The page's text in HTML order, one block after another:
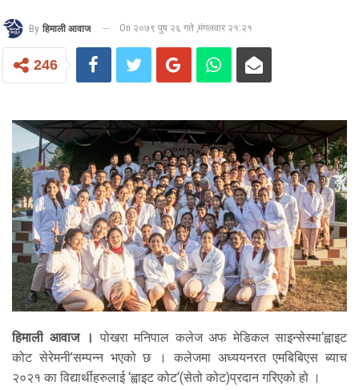
By हिमाली आवाज On २०७९ पुष २६ गते ,मंगलवार २१:२१
246
हिमाली आवाज । पोखरा मनिपाल कलेज अफ मेडिकल साइन्सेस्मा‘ह्वाइट
कोट सेरेमनी’सम्पन्न भएको छ । कलेजमा अध्ययनरत एमबिबिएस ब्याच
२०२१ का विद्यार्थीहरुलाई ‘ह्वाइट कोट‘(सेतो कोट)प्रदान गरिएको हो ।